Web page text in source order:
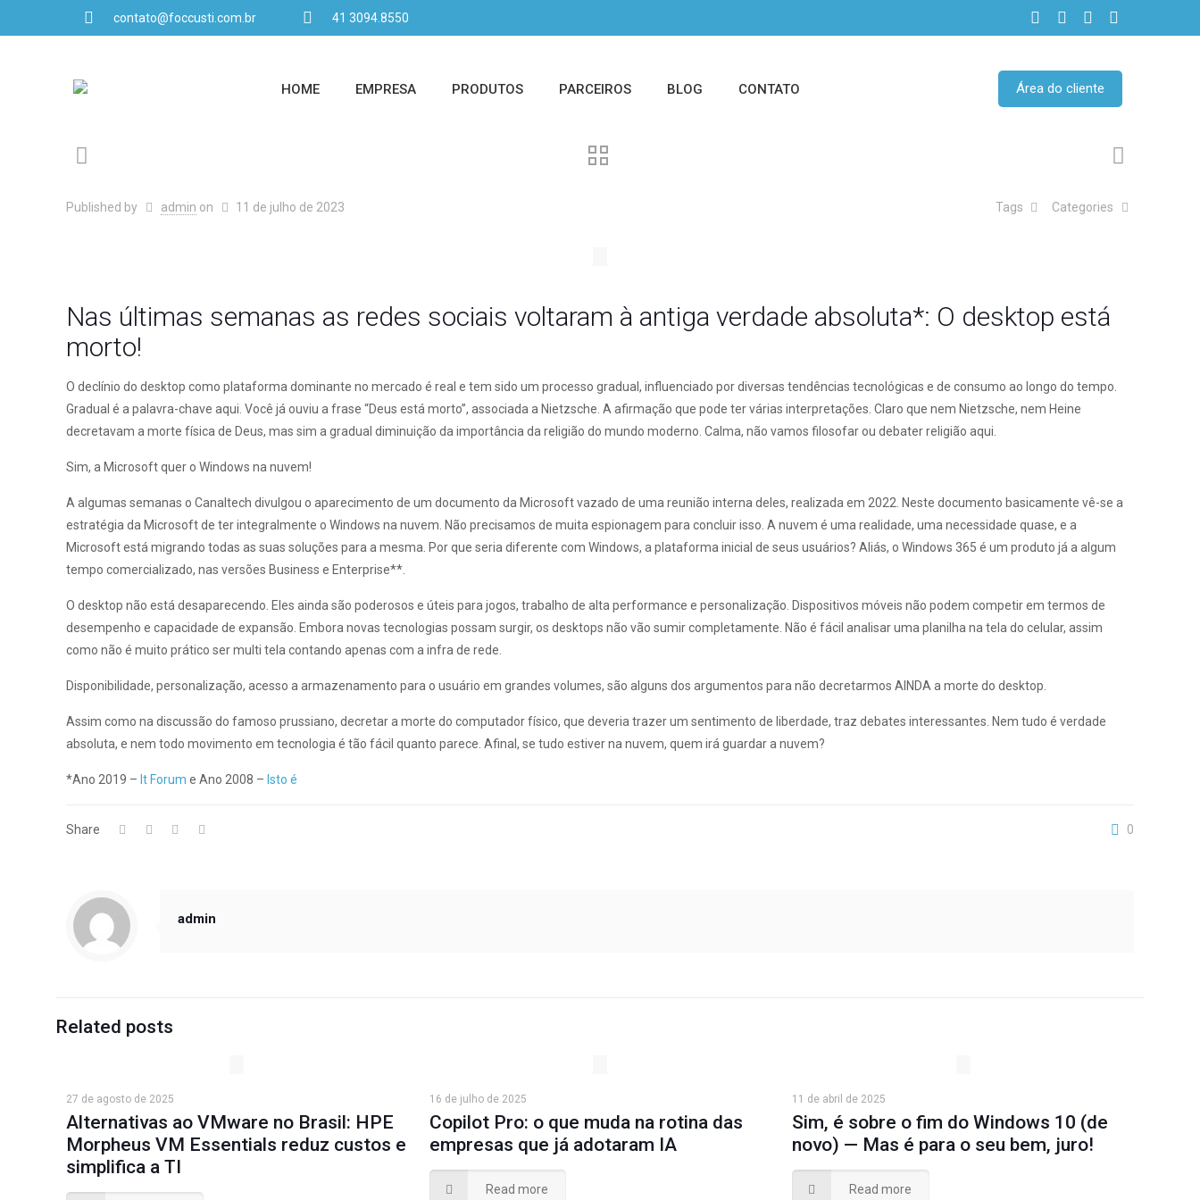
contato@foccusti.com.br 41 3094.8550
HOME EMPRESA PRODUTOS PARCEIROS BLOG CONTATO Área do cliente
Published by admin on 11 de julho de 2023 Categories
Tags
Nas últimas semanas as redes sociais voltaram à antiga verdade absoluta*: O desktop está
morto!
O declínio do desktop como plataforma dominante no mercado é real e tem sido um processo gradual, influenciado por diversas tendências tecnológicas e de consumo ao longo do tempo.
Gradual é a palavra-chave aqui. Você já ouviu a frase “Deus está morto”, associada a Nietzsche. A afirmação que pode ter várias interpretações. Claro que nem Nietzsche, nem Heine
decretavam a morte física de Deus, mas sim a gradual diminuição da importância da religião do mundo moderno. Calma, não vamos filosofar ou debater religião aqui.
Sim, a Microsoft quer o Windows na nuvem!
A algumas semanas o Canaltech divulgou o aparecimento de um documento da Microsoft vazado de uma reunião interna deles, realizada em 2022. Neste documento basicamente vê-se a
estratégia da Microsoft de ter integralmente o Windows na nuvem. Não precisamos de muita espionagem para concluir isso. A nuvem é uma realidade, uma necessidade quase, e a
Microsoft está migrando todas as suas soluções para a mesma. Por que seria diferente com Windows, a plataforma inicial de seus usuários? Aliás, o Windows 365 é um produto já a algum
tempo comercializado, nas versões Business e Enterprise**.
O desktop não está desaparecendo. Eles ainda são poderosos e úteis para jogos, trabalho de alta performance e personalização. Dispositivos móveis não podem competir em termos de
desempenho e capacidade de expansão. Embora novas tecnologias possam surgir, os desktops não vão sumir completamente. Não é fácil analisar uma planilha na tela do celular, assim
como não é muito prático ser multi tela contando apenas com a infra de rede.
Disponibilidade, personalização, acesso a armazenamento para o usuário em grandes volumes, são alguns dos argumentos para não decretarmos AINDA a morte do desktop.
Assim como na discussão do famoso prussiano, decretar a morte do computador físico, que deveria trazer um sentimento de liberdade, traz debates interessantes. Nem tudo é verdade
absoluta, e nem todo movimento em tecnologia é tão fácil quanto parece. Afinal, se tudo estiver na nuvem, quem irá guardar a nuvem?
*Ano 2019 – It Forum e Ano 2008 – Isto é
Share 0
admin
Related posts
27 de agosto de 2025
Alternativas ao VMware no Brasil: HPE
Morpheus VM Essentials reduz custos e
simplifica a TI
16 de julho de 2025
Copilot Pro: o que muda na rotina das
empresas que já adotaram IA
Read more
11 de abril de 2025
Sim, é sobre o fim do Windows 10 (de
novo) — Mas é para o seu bem, juro!
Read more